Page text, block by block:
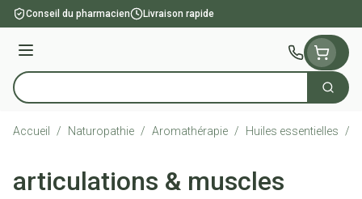
Aller au contenu
Conseil du pharmacien Livraison rapide
Menu
Rechercher
Accueil / Naturopathie / Aromathérapie / Huiles essentielles /
articulations & muscles